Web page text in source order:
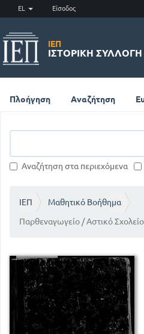
EL Είσοδος
ΙΕΠ
ΙΣΤΟΡΙΚΉ ΣΥΛΛΟΓΉ
Πλοήγηση Αναζήτηση
Αναζήτηση στα περιεχόμενα
ΙΕΠ
Μαθητικό Βοήθημα
Παρθεναγωγείο / Αστικό Σχολείο